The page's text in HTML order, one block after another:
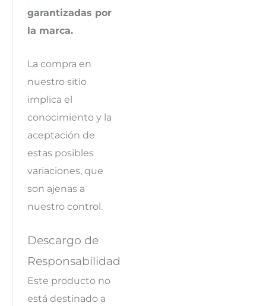
garantizadas por
la marca.
La compra en
nuestro sitio
implica el
conocimiento y la
aceptación de
estas posibles
variaciones, que
son ajenas a
nuestro control.
Descargo de
Responsabilidad
Este producto no
está destinado a